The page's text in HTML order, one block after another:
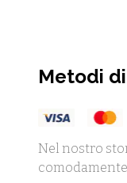
Metodi
Nel nostro